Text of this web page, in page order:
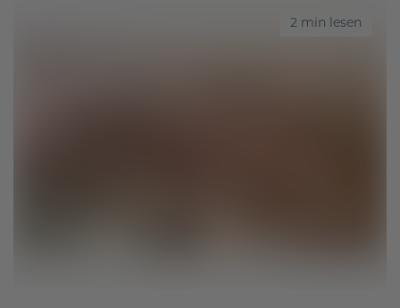
2 min lesen